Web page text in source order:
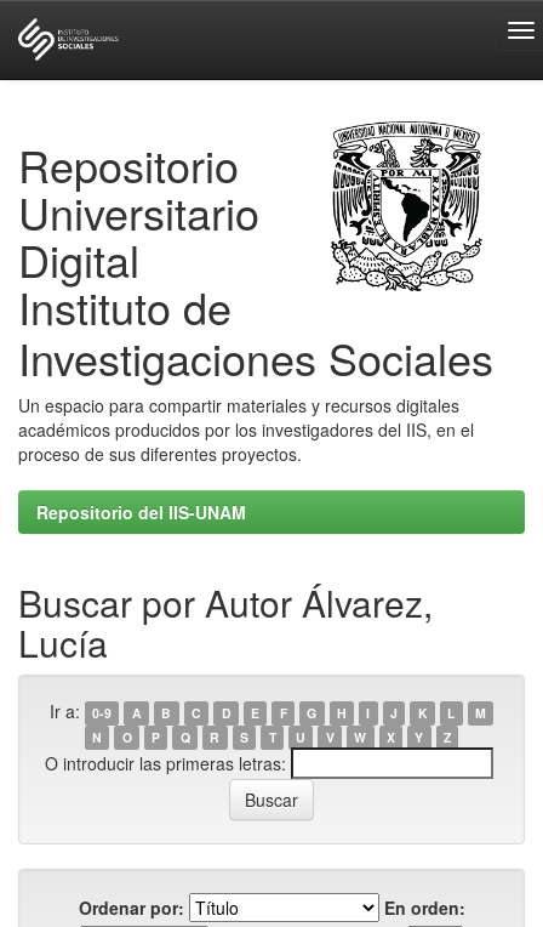
Repositorio
Universitario
Digital
Instituto de
Investigaciones Sociales
Un espacio para compartir materiales y recursos digitales
académicos producidos por los investigadores del IIS, en el
proceso de sus diferentes proyectos.
Repositorio del IIS-UNAM
Buscar por Autor Álvarez,
Lucía
Ir a: 0-9 A B C D E F G H I J K L
M
N
O P Q R S T U V W X Y Z
O introducir las primeras letras:
Ordenar por:
En orden: